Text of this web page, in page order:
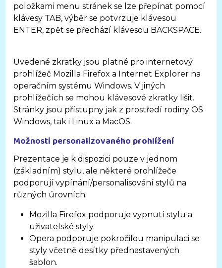
položkami menu stránek se lze přepínat pomocí
klávesy TAB, výběr se potvrzuje klávesou
ENTER, zpět se přechází klávesou BACKSPACE.
Uvedené zkratky jsou platné pro internetový
prohlížeč Mozilla Firefox a Internet Explorer na
operačním systému Windows. V jiných
prohlížečích se mohou klávesové zkratky lišit.
Stránky jsou přístupny jak z prostředí rodiny OS
Windows, tak i Linux a MacOS.
Možnosti personalizovaného prohlížení
Prezentace je k dispozici pouze v jednom
(základním) stylu, ale některé prohlížeče
podporují vypínání/personalisování stylů na
různých úrovních.
Mozilla Firefox podporuje vypnutí stylu a
uživatelské styly.
Opera podporuje pokročilou manipulaci se
styly včetně desítky přednastavených
šablon.